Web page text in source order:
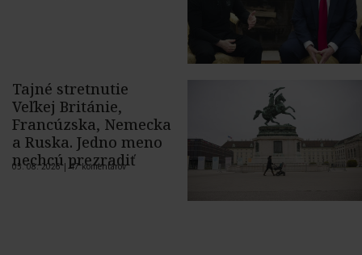
Tajné stretnutie
Veľkej Británie,
Francúzska, Nemecka
a Ruska. Jedno meno
nechcú prezradiť
05. 08. 2026 |47 komentárov